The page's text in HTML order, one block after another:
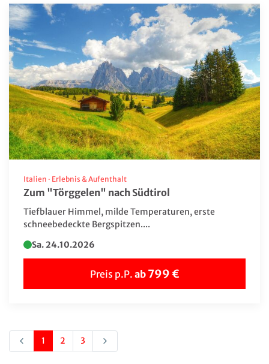
Italien · Erlebnis & Aufenthalt
Zum "Törggelen" nach Südtirol
Tiefblauer Himmel, milde Temperaturen, erste
schneebedeckte Bergspitzen....
Sa. 24.10.2026
Preis p.P. ab 799 €
1 2 3